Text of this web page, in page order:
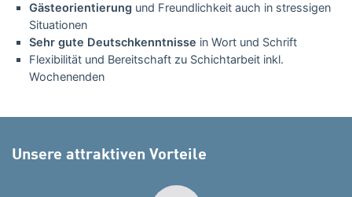
Gästeorientierung und Freundlichkeit auch in stressigen
Situationen
Sehr gute Deutschkenntnisse in Wort und Schrift
Flexibilität und Bereitschaft zu Schichtarbeit inkl.
Wochenenden
Unsere attraktiven Vorteile